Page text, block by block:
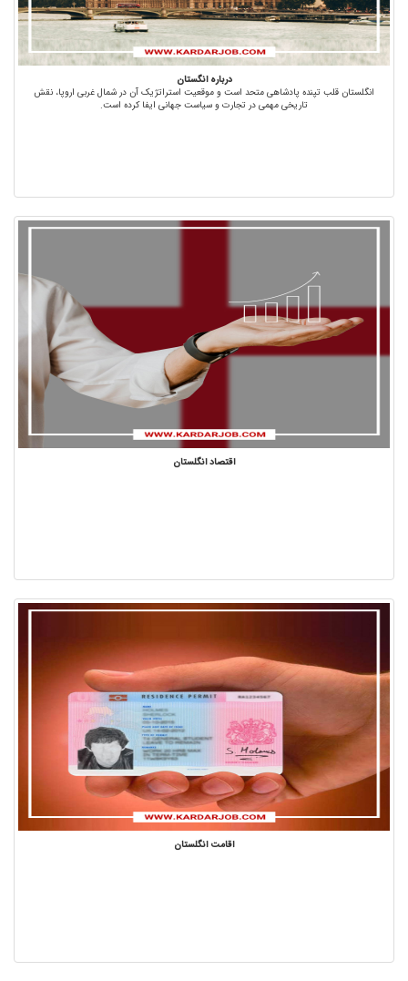
درباره انگستان
انگلستان قلب تپنده پادشاهی متحد است و موقعیت استراتژیک آن در شمال غربی اروپا، نقش
تاریخی مهمی در تجارت و سیاست جهانی ایفا کرده است.
اقتصاد انگلستان
اقامت انگلستان